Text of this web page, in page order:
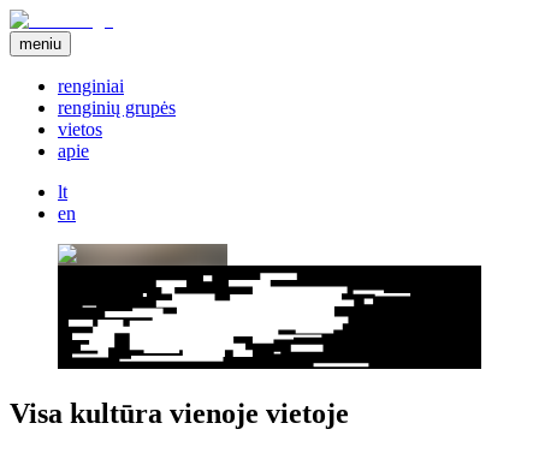
meniu
renginiai
renginių grupės
vietos
apie
lt
en
Visa kultūra vienoje vietoje